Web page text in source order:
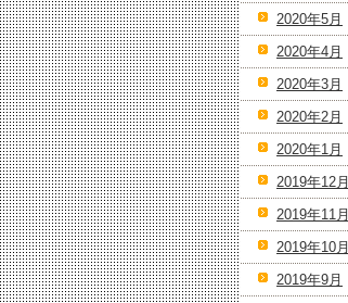
2020年5月
2020年4月
2020年3月
2020年2月
2020年1月
2019年12月
2019年11月
2019年10月
2019年9月